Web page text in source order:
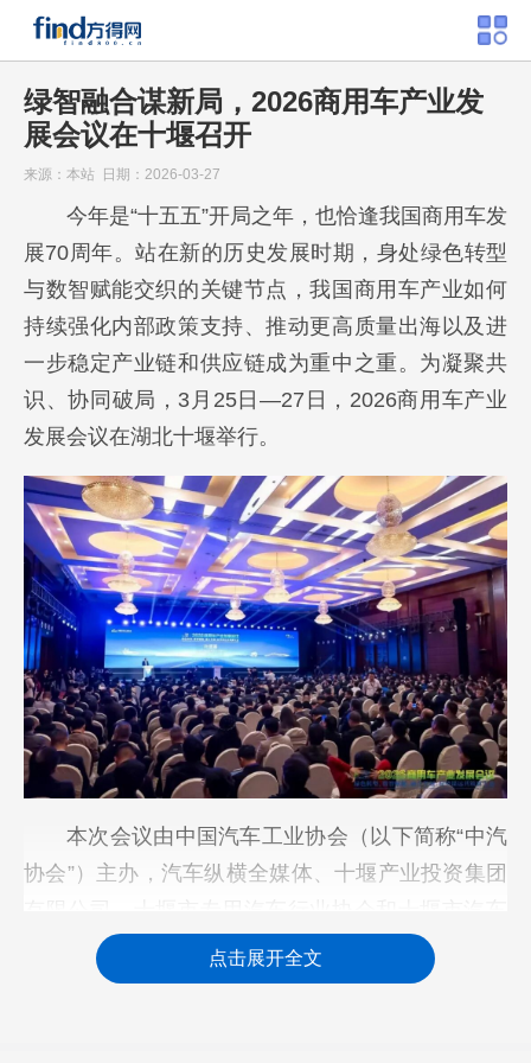
绿智融合谋新局，2026商用车产业发
展会议在十堰召开
来源：本站 日期：2026-03-27
今年是“十五五”开局之年，也恰逢我国商用车发
展70周年。站在新的历史发展时期，身处绿色转型
与数智赋能交织的关键节点，我国商用车产业如何
持续强化内部政策支持、推动更高质量出海以及进
一步稳定产业链和供应链成为重中之重。为凝聚共
识、协同破局，3月25日—27日，2026商用车产业
发展会议在湖北十堰举行。
本次会议由中国汽车工业协会（以下简称“中汽
协会”）主办，汽车纵横全媒体、十堰产业投资集团
零部件行业协会承办，以“绿色转型、数智赋能、融
合发展：驭势谋远共筑新生态”为主题，包含1场闭
点击展开全文